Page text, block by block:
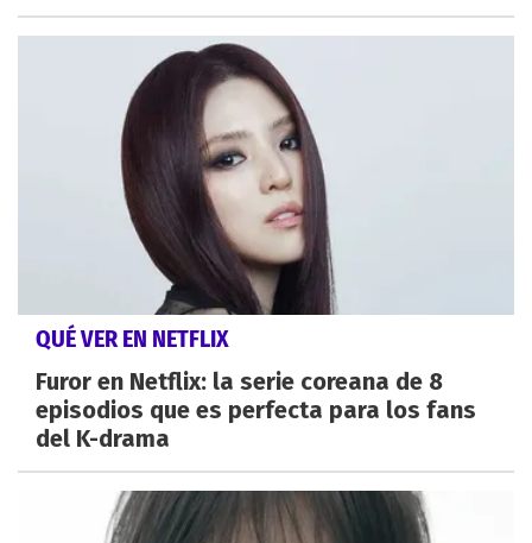
QUÉ VER EN NETFLIX
Furor en Netflix: la serie coreana de 8
episodios que es perfecta para los fans
del K-drama